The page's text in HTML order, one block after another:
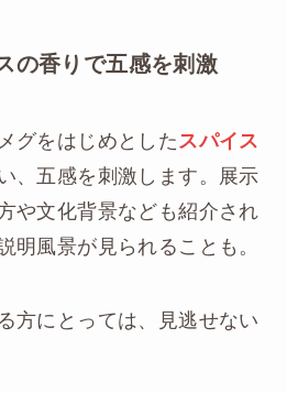
の香りで五感を刺激
グをはじめとした スパイス
、五感を刺激します。展示
や文化背景なども紹介され
明風景が見られることも。
方にとっては、見逃せない